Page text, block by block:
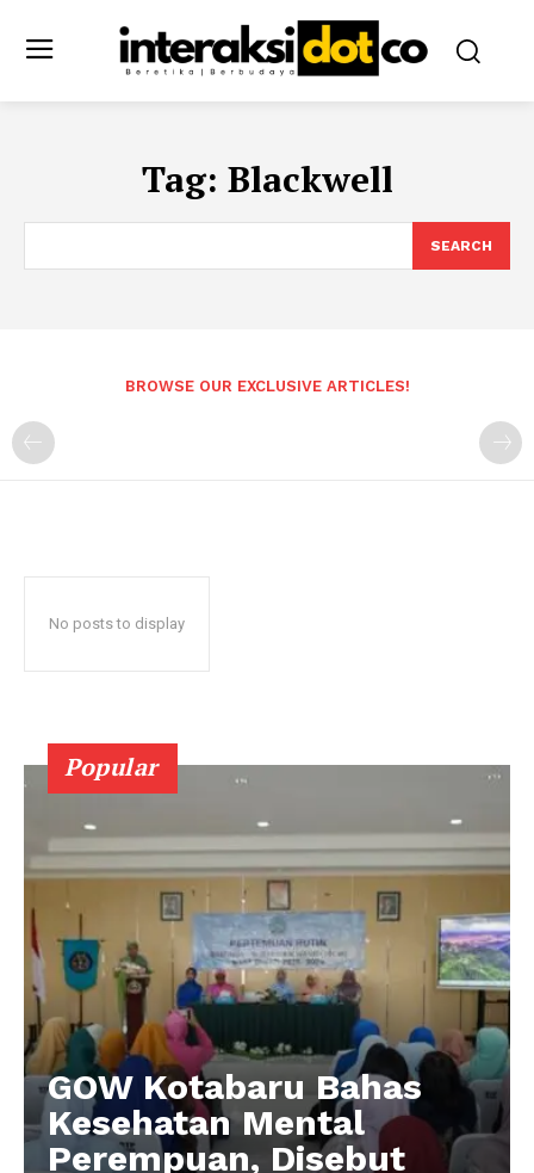
Tag: Blackwell
SEARCH
BROWSE OUR EXCLUSIVE ARTICLES!
No posts to display
Popular
GOW Kotabaru Bahas
Kesehatan Mental
Perempuan, Disebut